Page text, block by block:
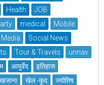
Health
JOB
medical
Mobile
Social News
Tour & Travels
unnav
आयुर्वेद
इतिहास
खेल -कूद
ज्योतिष